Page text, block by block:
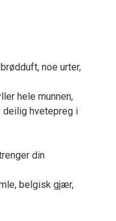
noe urter,
hele munnen,
deilig hvetepreg i
din
belgisk gjær,